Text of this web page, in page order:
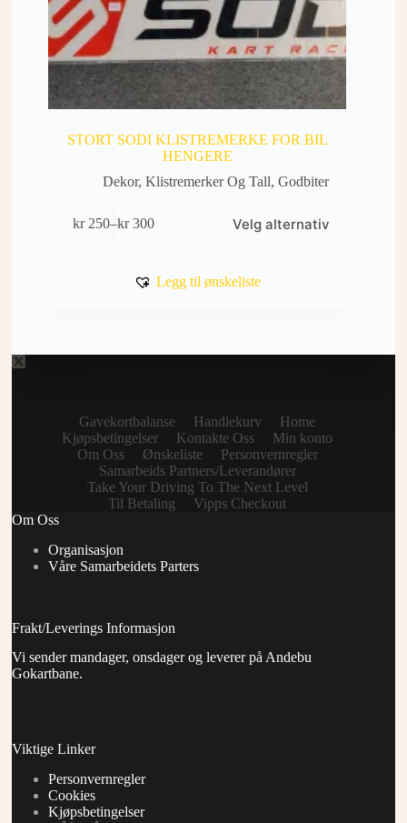
STORT SODI KLISTREMERKE FOR BIL
HENGERE
Dekor, Klistremerker Og Tall, Godbiter
kr250–kr300
Prisområde:
kr 300
Velg alternativ
produktet
produktsiden
Legg til ønskeliste
Gavekortbalanse Handlekurv
Home
Kjøpsbetingelser
Kontakte Oss
Min konto
Om Oss
Ønskeliste
Personvernregler
Samarbeids Partners/Leverandører
Take Your Driving To The Next Level
Til Betaling
Vipps Checkout
Om Oss
Organisasjon
Våre Samarbeidets Parters
Frakt/Leverings Informasjon
Vi sender mandager, onsdager og leverer på Andebu
Gokartbane.
Viktige Linker
Personvernregler
Cookies
Kjøpsbetingelser